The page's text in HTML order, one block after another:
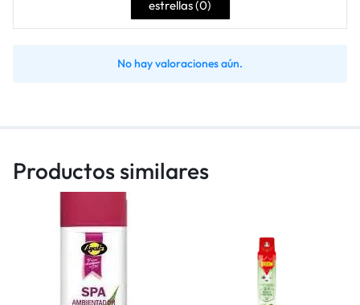
estrellas (0)
No hay valoraciones aún.
Productos similares